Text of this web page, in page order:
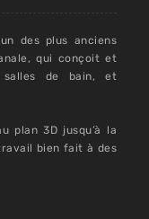
des plus anciens
qui conçoit et
salles de bain, et
plan 3D jusqu’à la
bien fait à des